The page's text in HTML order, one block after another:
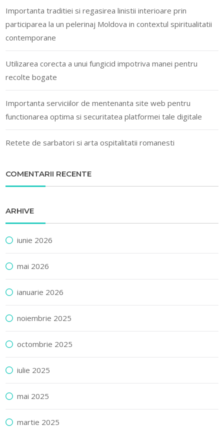
Importanta traditiei si regasirea linistii interioare prin
participarea la un pelerinaj Moldova in contextul spiritualitatii
contemporane
Utilizarea corecta a unui fungicid impotriva manei pentru
recolte bogate
Importanta serviciilor de mentenanta site web pentru
functionarea optima si securitatea platformei tale digitale
Retete de sarbatori si arta ospitalitatii romanesti
COMENTARII RECENTE
ARHIVE
iunie 2026
mai 2026
ianuarie 2026
noiembrie 2025
octombrie 2025
iulie 2025
mai 2025
martie 2025